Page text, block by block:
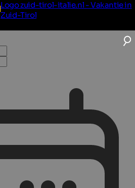
Logo zuid-tirol-italie.nl - Vakantie in
Zuid-Tirol